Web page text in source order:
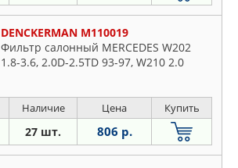
DENCKERMAN M110019
Фильтр салонный MERCEDES W202
1.8-3.6, 2.0D-2.5TD 93-97, W210 2.0
Наличие Цена Купить
27 шт. 806 р.